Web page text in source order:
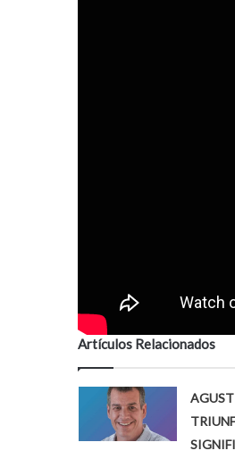
Artículos Relacionados